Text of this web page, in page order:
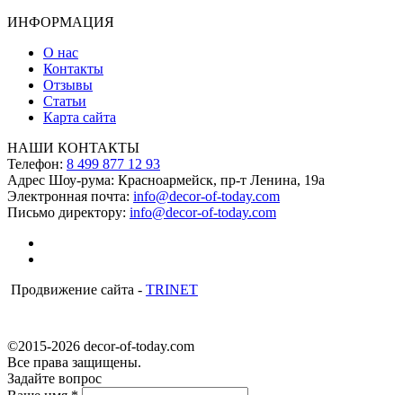
ИНФОРМАЦИЯ
О нас
Контакты
Отзывы
Статьи
Карта сайта
НАШИ КОНТАКТЫ
Телефон: 8 499 877 12 93
Адрес Шоу-рума: Красноармейск, пр-т Ленина, 19а
Электронная почта: info@decor-of-today.com
Письмо директору: info@decor-of-today.com
Продвижение сайта - TRINET
©2015-2026 decor-of-today.com
Все права защищены.
Задайте вопрос